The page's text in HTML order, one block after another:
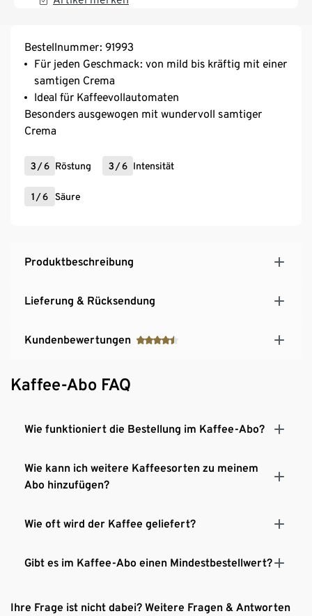
Bestellnummer: 91993
Für jeden Geschmack: von mild bis kräftig mit einer
samtigen Crema
Ideal für Kaffeevollautomaten
Besonders ausgewogen mit wundervoll samtiger
Crema
3 /6 Röstung 3 /6 Intensität
1 /6 Säure
Produktbeschreibung
Lieferung & Rücksendung
Kundenbewertungen
Kaffee-Abo FAQ
Wie funktioniert die Bestellung im Kaffee-Abo?
Wie kann ich weitere Kaffeesorten zu meinem
Abo hinzufügen?
Wie oft wird der Kaffee geliefert?
Gibt es im Kaffee-Abo einen Mindestbestellwert?
Ihre Frage ist nicht dabei? Weitere Fragen & Antworten